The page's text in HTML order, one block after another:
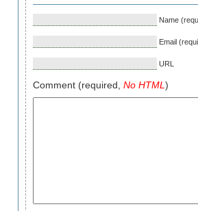
Name
Email
URL
Comment (required, No HTML)